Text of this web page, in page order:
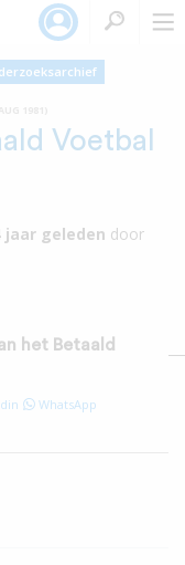
Voetbal
jaar geleden door
het Betaald
WhatsApp